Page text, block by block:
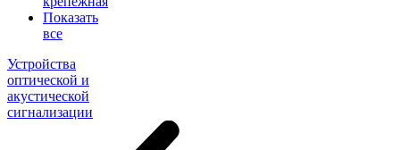
Показать
все
Устройства
оптической и
акустической
сигнализации